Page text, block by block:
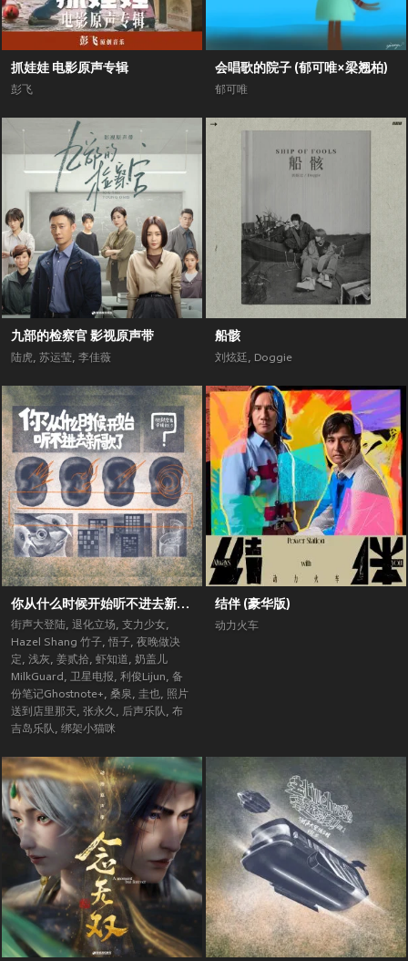
抓娃娃 电影原声专辑
彭飞
会唱歌的院子 (郁可唯×梁翘柏)
郁可唯
九部的检察官 影视原声带
陆虎, 苏运莹, 李佳薇
船骸
刘炫廷, Doggie
你从什么时候开始听不进去新歌了？ (街声大登陆合辑Vol.5)
街声大登陆, 退化立场, 支力少女,
Hazel Shang 竹子, 悟子, 夜晚做决
定, 浅灰, 姜贰拾, 虾知道, 奶盖儿
MilkGuard, 卫星电报, 利俊Lijun, 备
份笔记Ghostnote+, 桑泉, 圭也, 照片
送到店里那天, 张永久, 后声乐队, 布
吉岛乐队, 绑架小猫咪
结伴 (豪华版)
动力火车